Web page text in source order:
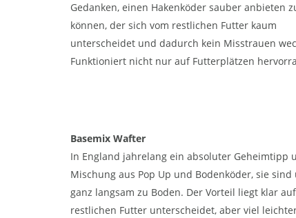
Gedanken, einen Hakenköder sauber anbieten
können, der sich vom restlichen Futter kaum
unterscheidet und dadurch kein Misstrauen
Funktioniert nicht nur auf Futterplätzen
Basemix Wafter
In England jahrelang ein absoluter Geheimtipp
Mischung aus Pop Up und Bodenköder, sie
ganz langsam zu Boden. Der Vorteil liegt klar
restlichen Futter unterscheidet, aber viel